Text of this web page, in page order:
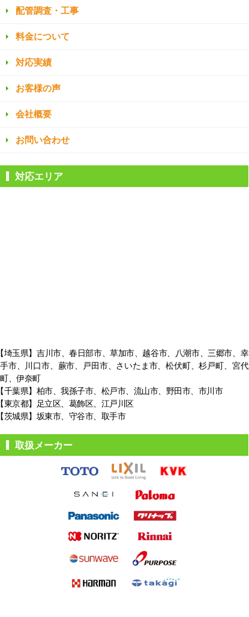
配管調査・工事
料金について
対応実績
お客様の声
会社概要
お問い合わせ
対応エリア
埼玉県】吉川市、春日部市、草加市、越谷市、八潮市、三郷市、幸
手市、
川口市、蕨市、戸田市、さいたま市、松伏町、杉戸町、宮代
町、伊奈町
千葉県】柏市、我孫子市、松戸市、 流山市、野田市、市川市
東京都】足立区、葛飾区、江戸川区
茨城県】坂東市、守谷市、取手市
取扱メーカー